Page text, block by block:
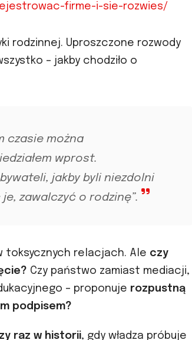
firme-i-sie-rozwies/
rodzinnej. Uproszczone rozwody
– jakby chodziło o
czasie można
wprost.
jakby byli niezdolni
zawalczyć o rodzinę”.
toksycznych relacjach. Ale czy
Czy państwo zamiast mediacji,
– proponuje rozpustną
podpisem?
raz w historii, gdy władza próbuje